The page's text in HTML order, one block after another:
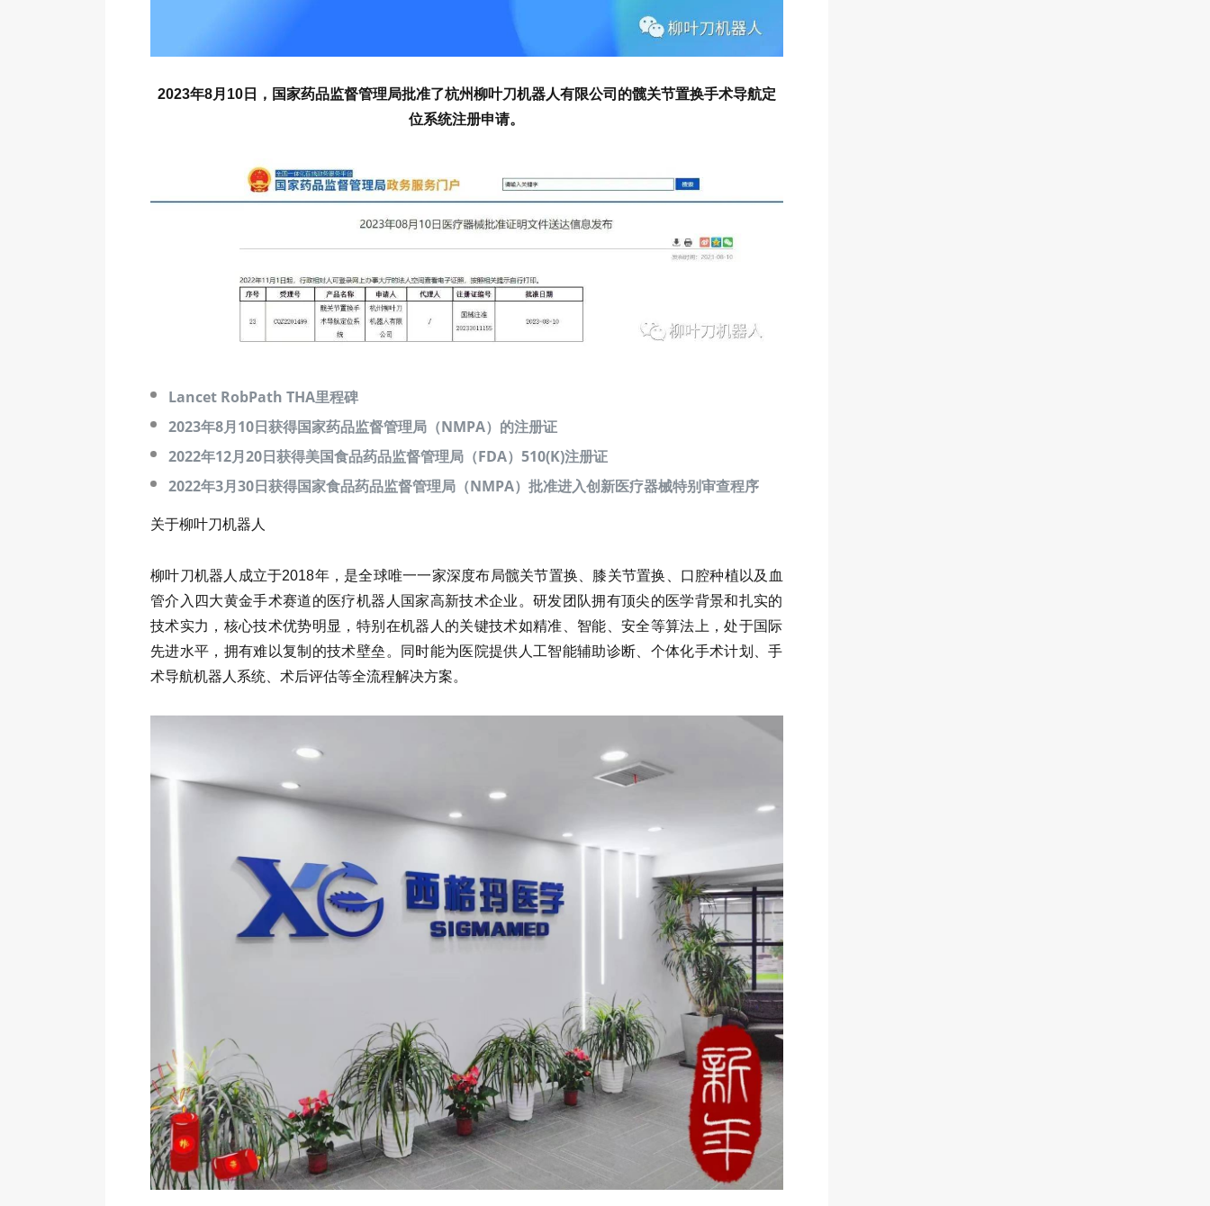
2023年8月10日，国家药品监督管理局批准了杭州柳叶刀机器人有限公司的髋关节置换手术导航定
位系统注册申请。
Lancet RobPath THA里程碑
2023年8月10日获得国家药品监督管理局（NMPA）的注册证
2022年12月20日获得美国食品药品监督管理局（FDA）510(K)注册证
2022年3月30日获得国家食品药品监督管理局（NMPA）批准进入创新医疗器械特别审查程序
关于柳叶刀机器人
柳叶刀机器人成立于2018年，是全球唯一一家深度布局髋关节置换、膝关节置换、口腔种植以及血
管介入四大黄金手术赛道的医疗机器人国家高新技术企业。研发团队拥有顶尖的医学背景和扎实的
技术实力，核心技术优势明显，特别在机器人的关键技术如精准、智能、安全等算法上，处于国际
先进水平，拥有难以复制的技术壁垒。同时能为医院提供人工智能辅助诊断、个体化手术计划、手
术导航机器人系统、术后评估等全流程解决方案。